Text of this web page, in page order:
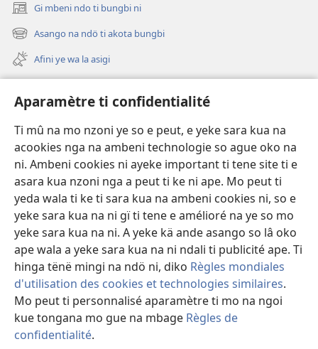
Aparamètre ti confidentialité
Ti mû na mo nzoni ye so e peut, e yeke sara kua na
acookies nga na ambeni technologie so ague oko na
ni. Ambeni cookies ni ayeke important ti tene site ti e
asara kua nzoni nga a peut ti ke ni ape. Mo peut ti
yeda wala ti ke ti sara kua na ambeni cookies ni, so e
yeke sara kua na ni gï ti tene e amélioré na ye so mo
yeke sara kua na ni. A yeke kä ande asango so lâ oko
ape wala a yeke sara kua na ni ndali ti publicité ape. Ti
hinga tënë mingi na ndö ni, diko Règles mondiales
d'utilisation des cookies et technologies similaires.
Mo peut ti personnalisé aparamètre ti mo na ngoi
kue tongana mo gue na mbage Règles de
confidentialité.
Gi mbeni ndo ti bungbi ni
(zi
mbeni
fini
page)
Asango na ndö ti akota bungbi
(zi
mbeni
fini
page)
Afini ye wa la asigi
Videos with Audio Descriptions
Gi
A-offrande
(zi
mbeni
fini
page)
BIBLIOTHÈQUE NA NDÖ TI INTERNET
(zi
mbeni
fini
page)
JW Hub ®
(zi
mbeni
fini
page)
Copyright© 2026 Watch Tower Bible and Tract Society of Pennsylvania.
LEGE TI SARA KUA NA NI
APARAMÈTRE TI CONFIDENTIALITÉ